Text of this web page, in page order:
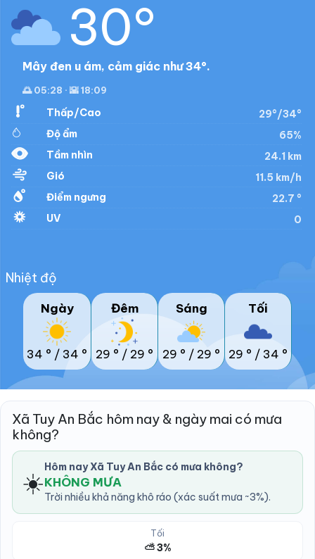
30°
Mây đen u ám, cảm giác như 34°.
🌅 05:28 · 🌇 18:09
Thấp/Cao
29°/34°
Độ ẩm
65%
Tầm nhìn
24.1 km
Gió
11.5 km/h
Điểm ngưng
22.7 °
UV
0
Nhiệt độ
Ngày
34 ° / 34 °
Đêm
29 ° / 29 °
Sáng
29 ° / 29 °
Tối
29 ° / 34 °
Xã Tuy An Bắc hôm nay & ngày mai có mưa
không?
☀️ Hôm nay Xã Tuy An Bắc có mưa không?
KHÔNG MƯA
Trời nhiều khả năng khô ráo (xác suất mưa ~3%).
Tối
⛅ 3%